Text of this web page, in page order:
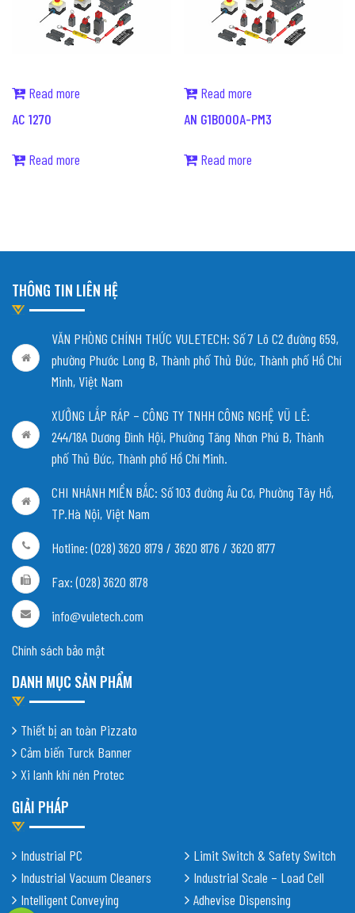
Read more
AC 1270
Read more
Read more
AN G1B000A-PM3
Read more
THÔNG TIN LIÊN HỆ
VĂN PHÒNG CHÍNH THỨC VULETECH: Số 7 Lô C2 đường 659,
phường Phước Long B, Thành phố Thủ Đức, Thành phố Hồ Chí
Minh, Việt Nam
XƯỞNG LẮP RÁP – CÔNG TY TNHH CÔNG NGHỆ VŨ LÊ:
244/18A Dương Đình Hội, Phường Tăng Nhơn Phú B, Thành
phố Thủ Đức, Thành phố Hồ Chí Minh.
CHI NHÁNH MIỀN BẮC: Số 103 đường Âu Cơ, Phường Tây Hồ,
TP.Hà Nội, Việt Nam
Hotline: (028) 3620 8179 / 3620 8176 / 3620 8177
Fax: (028) 3620 8178
info@vuletech.com
Chính sách bảo mật
DANH MỤC SẢN PHẨM
Thiết bị an toàn Pizzato
Cảm biến Turck Banner
Xi lanh khí nén Protec
GIẢI PHÁP
Industrial PC
Industrial Vacuum Cleaners
Intelligent Conveying
Limit Switch & Safety Switch
Industrial Scale – Load Cell
Adhevise Dispensing